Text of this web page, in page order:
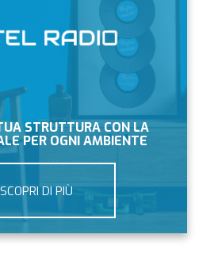
STRUTTURA CON LA
PER OGNI AMBIENTE
SCOPRI DI PIÙ